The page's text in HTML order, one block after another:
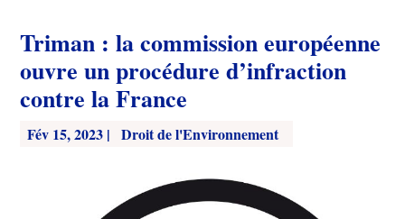
Triman : la commission européenne
ouvre un procédure d’infraction
contre la France
Fév 15, 2023 | Droit de l'Environnement